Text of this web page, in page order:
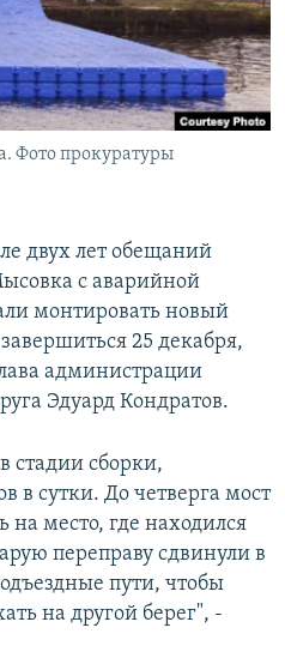
Фото прокуратуры
двух лет обещаний
с аварийной
монтировать новый
25 декабря,
администрации
Эдуард Кондратов.
стадии сборки,
в сутки. До четверга мост
на место, где находился
переправу сдвинули в
пути, чтобы
на другой берег", -